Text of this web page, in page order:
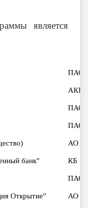
является
ПАО
АКБ
ПАО
ПАО
АО
банк" КБ
ПАО
Открытие" АО